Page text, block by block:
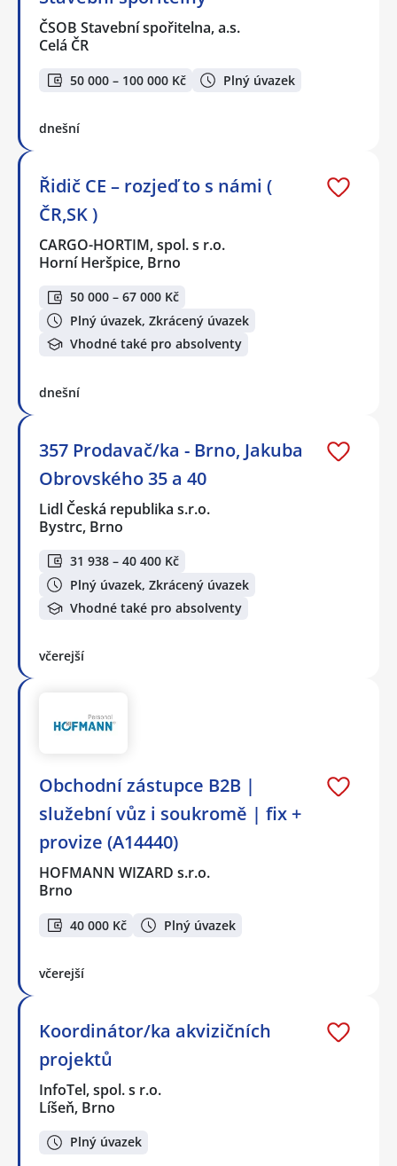
ČSOB Stavební spořitelna, a.s.
Celá ČR
50 000 – 100 000 Kč Plný úvazek
dnešní
Řidič CE – rozjeď to s námi (
ČR,SK )
CARGO-HORTIM, spol. s r.o.
Horní Heršpice, Brno
50 000 – 67 000 Kč
Plný úvazek, Zkrácený úvazek
Vhodné také pro absolventy
dnešní
357 Prodavač/ka - Brno, Jakuba
Obrovského 35 a 40
Lidl Česká republika s.r.o.
Bystrc, Brno
31 938 – 40 400 Kč
Plný úvazek, Zkrácený úvazek
Vhodné také pro absolventy
včerejší
Obchodní zástupce B2B |
služební vůz i soukromě | fix +
provize (A14440)
HOFMANN WIZARD s.r.o.
Brno
40 000 Kč Plný úvazek
včerejší
Koordinátor/ka akvizičních
projektů
InfoTel, spol. s r.o.
Líšeň, Brno
Plný úvazek